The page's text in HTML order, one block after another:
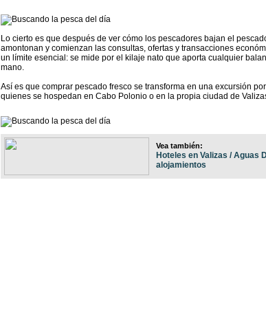
Lo cierto es que después de ver cómo los pescadores bajan el
amontonan y comienzan las consultas, ofertas y transacciones
un límite esencial: se mide por el kilaje nato que aporta cualquier
mano.
Así es que comprar pescado fresco se transforma en una excursión
quienes se hospedan en Cabo Polonio o en la propia ciudad de
Vea también:
Hoteles en Valizas / Aguas
alojamientos